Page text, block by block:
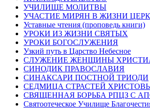
УЧИЛИЩЕ МОЛИТВЫ
УЧАСТИЕ МИРЯН В ЖИЗНИ
Уставные чтения (проповедь книги)
УРОКИ ИЗ ЖИЗНИ СВЯТЫХ
УРОКИ БОГОСЛУЖЕНИЯ
Узкий путь в Царство Небесное
СЛУЖЕНИЕ ЖЕНЩИНЫ
СИНОДИК ПРАВОСЛАВИЯ
СИНАКСАРИ ПОСТНОЙ ТРИОДИ
СЕДМИЦА СТРАСТЕЙ
СВЯЩЕННАЯ БОРЬБА РПЦЗ С
Святоотеческое Училище